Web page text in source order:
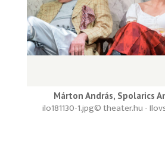
Márton András, Spolarics
© theater.hu -
ilo181130-1.jpg